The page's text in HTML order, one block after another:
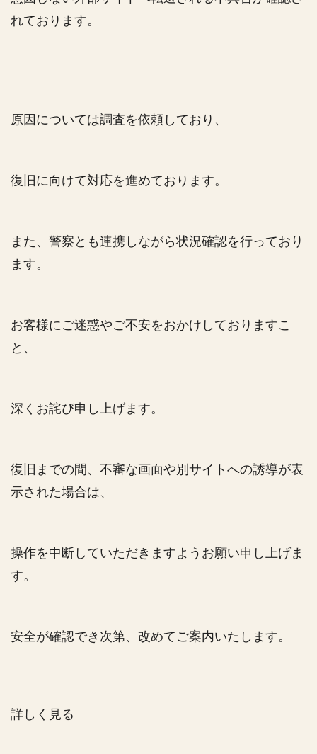
れております。
原因については調査を依頼しており、
復旧に向けて対応を進めております。
また、警察とも連携しながら状況確認を行っており
ます。
お客様にご迷惑やご不安をおかけしておりますこ
と、
深くお詫び申し上げます。
復旧までの間、不審な画面や別サイトへの誘導が表
示された場合は、
操作を中断していただきますようお願い申し上げま
す。
安全が確認でき次第、改めてご案内いたします。
詳しく見る